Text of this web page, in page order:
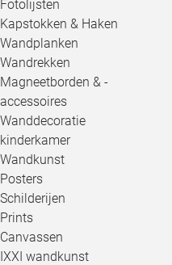
Fotolijsten
Kapstokken & Haken
Wandplanken
Wandrekken
Magneetborden & -
accessoires
Wanddecoratie
kinderkamer
Wandkunst
Posters
Schilderijen
Prints
Canvassen
IXXI wandkunst